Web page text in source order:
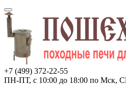
+7 (499) 372-22-55
ПН-ПТ, с 10:00 до 18:00 по Мск,